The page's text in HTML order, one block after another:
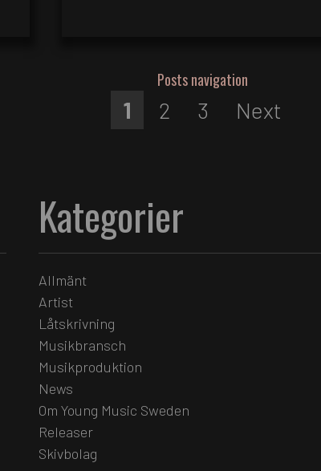
Posts navigation
1 2 3 Next
Kategorier
Allmänt
Artist
Låtskrivning
Musikbransch
Musikproduktion
News
Om Young Music Sweden
Releaser
Skivbolag